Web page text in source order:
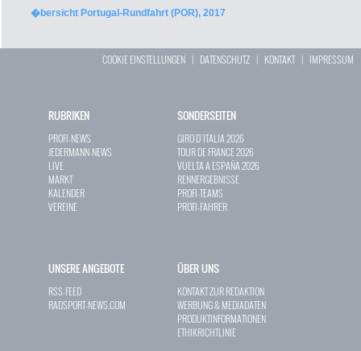
�bersicht Portugal-Rundfahrt (POR), 2017
COOKIE EINSTELLUNGEN | DATENSCHUTZ | KONTAKT| IMPRESSUM
RUBRIKEN
PROFI-NEWS
JEDERMANN-NEWS
LIVE
MARKT
KALENDER
VEREINE
SONDERSEITEN
GIRO D`ITALIA 2026
TOUR DE FRANCE 2026
VUELTA A ESPAÑA 2026
RENNERGEBNISSE
PROFI-TEAMS
PROFI-FAHRER
UNSERE ANGEBOTE
RSS-FEED
RADSPORT-NEWS.COM
ÜBER UNS
KONTAKT ZUR REDAKTION
WERBUNG & MEDIADATEN
PRODUKTINFORMATIONEN
ETHIKRICHTLINIE